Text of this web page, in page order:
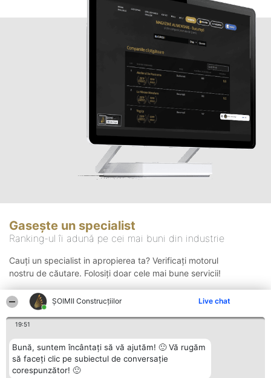
ȘOIMII Construcțiilor Live chat
19:51
Bună, suntem încântați să vă ajutăm! 🙂 Vă rugăm
să faceți clic pe subiectul de conversație
corespunzător! 🙂
Gasește un specialist
Ranking-ul îi adună pe cei mai buni din industrie
Cauți un specialist in apropierea ta? Verificați motorul
nostru de căutare. Folosiți doar cele mai bune servicii!